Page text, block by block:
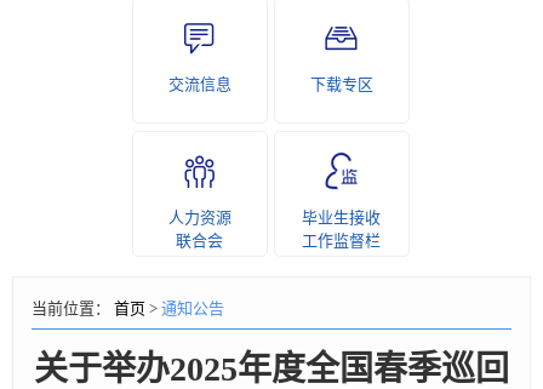
交流信息 下载专区
人力资源
联合会
毕业生接收
工作监督栏
当前位置： 首页 > 通知公告
关于举办2025年度全国春季巡回